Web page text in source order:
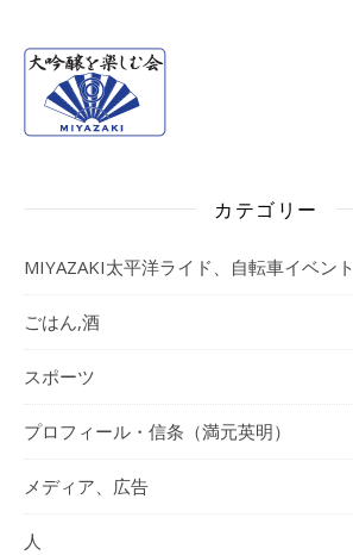
カテゴリー
MIYAZAKI太平洋ライド、自転車イベント
ごはん,酒
スポーツ
プロフィール・信条（満元英明）
メディア、広告
人